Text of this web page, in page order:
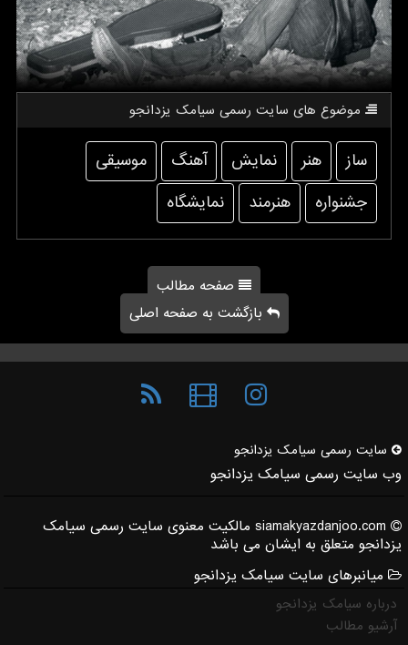
موضوع های سایت رسمی سیامك یزدانجو
ساز هنر نمایش آهنگ
موسیقی
جشنواره
هنرمند نمایشگاه
صفحه مطالب
بازگشت به صفحه اصلی
سایت رسمی سیامك یزدانجو
وب سایت رسمی سیامک یزدانجو
siamakyazdanjoo.com مالکیت معنوی سایت رسمی سیامک
یزدانجو متعلق به ایشان می باشد
میانبرهای سایت سیامک یزدانجو
درباره سیامک یزدانجو
آرشیو مطالب